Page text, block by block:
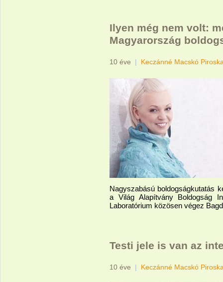
Ilyen még nem volt:
Magyarország
10 éve | Keczánné Macskó
Nagyszabású boldogságkutatás
a Világ Alapítvány Boldogság
Laboratórium közösen végez
Testi jele is van az
10 éve | Keczánné Macskó